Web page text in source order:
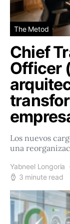
The Metod
Chief
Officer
Los nuevos
una
Yabneel Longoria
3 minute read